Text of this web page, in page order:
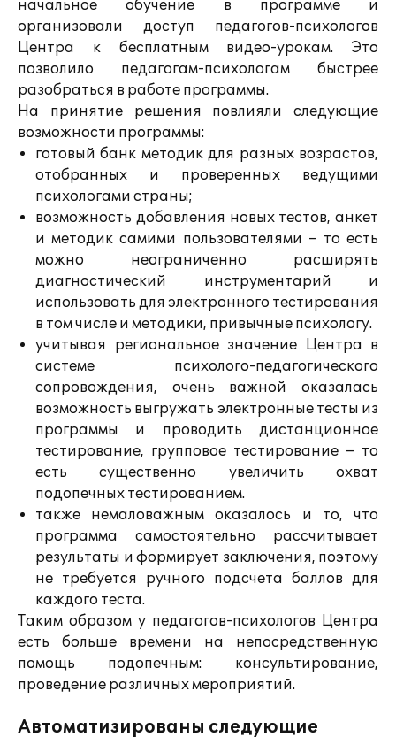
начальное обучение в программе и
организовали доступ педагогов-психологов
Центра к бесплатным видео-урокам. Это
позволило педагогам-психологам быстрее
разобраться в работе программы.
На принятие решения повлияли следующие
возможности программы:
готовый банк методик для разных возрастов,
отобранных и проверенных ведущими
психологами страны;
возможность добавления новых тестов, анкет
и методик самими пользователями – то есть
можно неограниченно расширять
диагностический инструментарий и
использовать для электронного тестирования
в том числе и методики, привычные психологу.
учитывая региональное значение Центра в
системе психолого-педагогического
сопровождения, очень важной оказалась
возможность выгружать электронные тесты из
программы и проводить дистанционное
тестирование, групповое тестирование – то
есть существенно увеличить охват
подопечных тестированием.
также немаловажным оказалось и то, что
программа самостоятельно рассчитывает
результаты и формирует заключения, поэтому
не требуется ручного подсчета баллов для
каждого теста.
Таким образом у педагогов-психологов Центра
есть больше времени на непосредственную
помощь подопечным: консультирование,
проведение различных мероприятий.
Автоматизированы следующие